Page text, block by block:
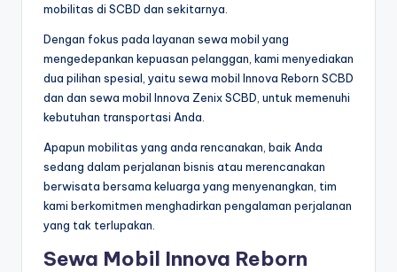
mobilitas di SCBD dan sekitarnya.
Dengan fokus pada layanan sewa mobil yang
mengedepankan kepuasan pelanggan, kami menyediakan
dua pilihan spesial, yaitu sewa mobil Innova Reborn SCBD
dan dan sewa mobil Innova Zenix SCBD, untuk memenuhi
kebutuhan transportasi Anda.
Apapun mobilitas yang anda rencanakan, baik Anda
sedang dalam perjalanan bisnis atau merencanakan
berwisata bersama keluarga yang menyenangkan, tim
kami berkomitmen menghadirkan pengalaman perjalanan
yang tak terlupakan.
Sewa Mobil Innova Reborn